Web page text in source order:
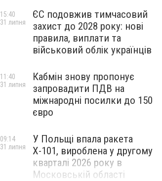
Білоцерківські поліцейські за "гарчими слідами"
ЄС подовжив тимчасовий
захист до 2028 року: нові
правила, виплати та
військовий облік українців
15:40
31 липня
Кабмін знову пропонує
запровадити ПДВ на
міжнародні посилки до 150
євро
11:40
31 липня
У Польщі впала ракета
Х-101, вироблена у другому
кварталі 2026 року в
Московській області
09:14
31 липня